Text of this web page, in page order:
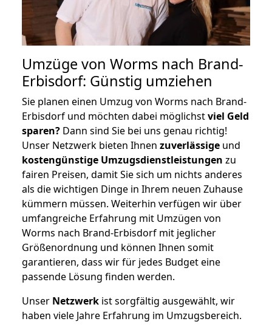
Umzüge von Worms nach Brand-
Erbisdorf: Günstig umziehen
Sie planen einen Umzug von Worms nach Brand-
Erbisdorf und möchten dabei möglichstviel Geld
sparen? Dann sind Sie bei uns genau richtig!
Unser Netzwerk bieten Ihnen zuverlässige und
kostengünstige Umzugsdienstleistungen zu
fairen Preisen, damit Sie sich um nichts anderes
als die wichtigen Dinge in Ihrem neuen Zuhause
kümmern müssen. Weiterhin verfügen wir über
umfangreiche Erfahrung mit Umzügen von
Worms nach Brand-Erbisdorf mit jeglicher
Größenordnung und können Ihnen somit
garantieren, dass wir für jedes Budget eine
passende Lösung finden werden.
Unser Netzwerk ist sorgfältig ausgewählt, wir
haben viele Jahre Erfahrung im Umzugsbereich.